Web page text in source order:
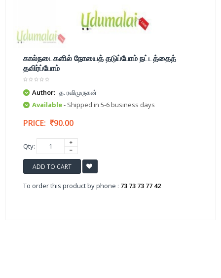
கால்நடைகளில் நோயைத் தடுப்போம் நட்டத்தைத்
தவிர்ப்போம்
Author: த. ரவிமுருகன்
Available- Shipped in 5-6 business days
PRICE: 90.00
Qty:
ADD TO CART
To order this product by phone : 73 73 73 77 42